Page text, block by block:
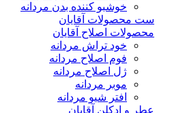
خوشبو کننده بدن مردانه
ست محصولات آقایان
محصولات اصلاح آقایان
خود تراش مردانه
فوم اصلاح مردانه
ژل اصلاح مردانه
موبر مردانه
افتر شیو مردانه
عطر و ادکلن آقایان